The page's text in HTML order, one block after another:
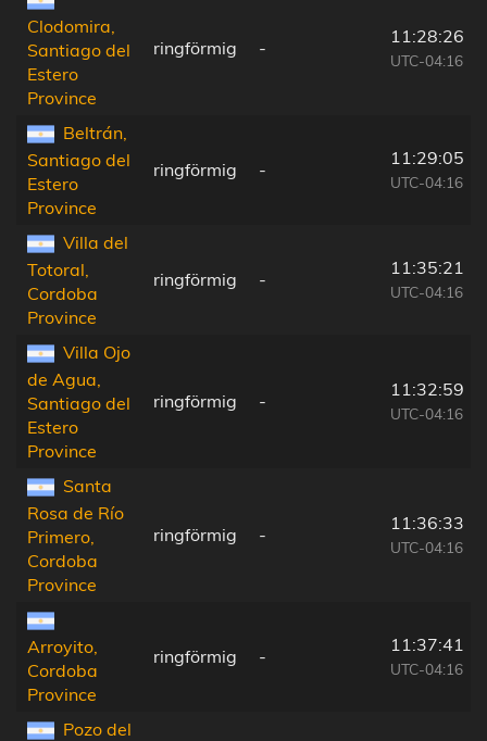
Clodomira,
Santiago del
Estero
Province
ringförmig -
11:28:26
UTC-04:16
Beltrán,
Santiago del
Estero
Province
ringförmig -
11:29:05
UTC-04:16
Villa del
Totoral,
Cordoba
Province
ringförmig -
11:35:21
UTC-04:16
Villa Ojo
de Agua,
Santiago del
Estero
Province
ringförmig -
11:32:59
UTC-04:16
Santa
Rosa de Río
Primero,
Cordoba
Province
ringförmig -
11:36:33
UTC-04:16
Arroyito,
Cordoba
Province
ringförmig -
11:37:41
UTC-04:16
Pozo del